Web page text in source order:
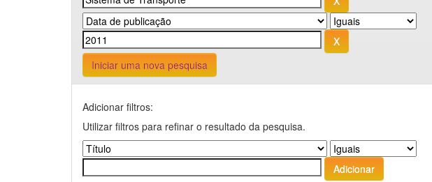
Iniciar uma nova pesquisa
Adicionar filtros:
Utilizar filtros para refinar o resultado da pesquisa.